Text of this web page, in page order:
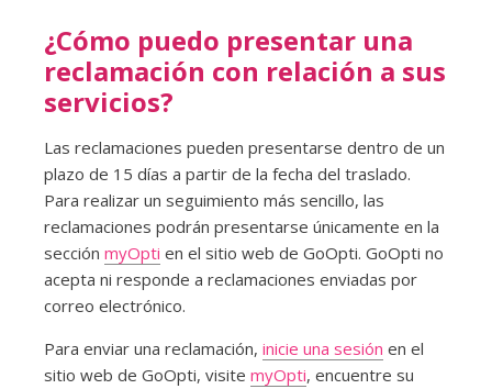
¿Cómo puedo presentar una
reclamación con relación a sus
servicios?
Las reclamaciones pueden presentarse dentro de un
plazo de 15 días a partir de la fecha del traslado.
Para realizar un seguimiento más sencillo, las
reclamaciones podrán presentarse únicamente en la
sección myOpti en el sitio web de GoOpti. GoOpti no
acepta ni responde a reclamaciones enviadas por
correo electrónico.
Para enviar una reclamación, inicie una sesión en el
sitio web de GoOpti, visite myOpti, encuentre su